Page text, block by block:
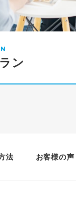
ン
法 お客様の声